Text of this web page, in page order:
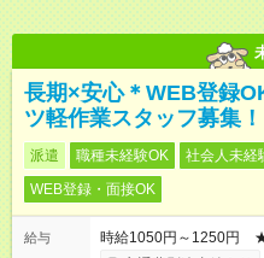
長期×安心＊WEB登録
ツ軽作業スタッフ募集！
派遣 職種未経験OK 社会人未経
WEB登録・面接OK
給与
時給1050円～1250円